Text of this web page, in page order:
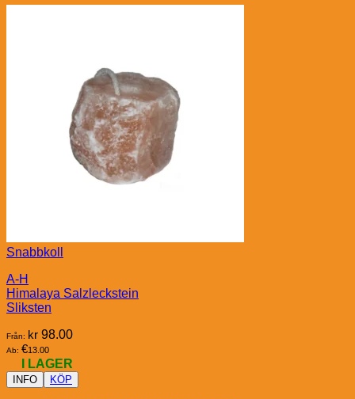
Snabbkoll
A-H
Himalaya Salzleckstein
Sliksten
Från: kr 98.00
Ab: €13.00
I LAGER
INFO KÖP